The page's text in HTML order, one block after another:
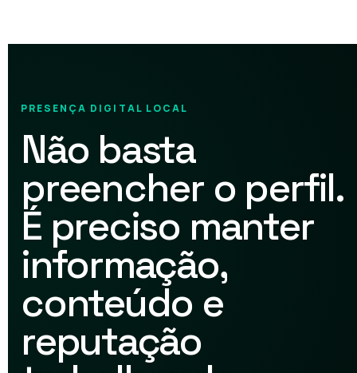
PRESENÇA DIGITAL LOCAL
Não basta
preencher o perfil.
É preciso manter
informação,
conteúdo e
reputação